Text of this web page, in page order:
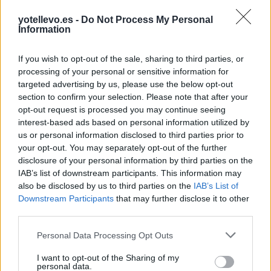
yotellevo.es - Do Not Process My Personal
Information
If you wish to opt-out of the sale, sharing to third parties, or
processing of your personal or sensitive information for
targeted advertising by us, please use the below opt-out
section to confirm your selection. Please note that after your
opt-out request is processed you may continue seeing
interest-based ads based on personal information utilized by
us or personal information disclosed to third parties prior to
your opt-out. You may separately opt-out of the further
disclosure of your personal information by third parties on the
IAB’s list of downstream participants. This information may
also be disclosed by us to third parties on the IAB’s List of
Downstream Participants that may further disclose it to other
Personal Data Processing Opt Outs
I want to opt-out of the Sharing of my
personal data.
Resumen de datos de la ruta entre Alicante y
Tipo de
combustible
Precio
por litro
Gasto
5l/100km
Gasto
7l/100km
Gasto
10l/100km
Gasolina 95
0,00€ 37l.-
0,00€
52 l.-
0,00€
75l.- 0,00€
Gasolina 98 0,00€ 37l.-
0,00€
52l.-
0,00€
75l.- 0,00€
Gasoil 0,00€ 37l.-
0,00€
52l. -
0,00€
75l. - 0,00€
Bio diesel 0,00€ 37l. -52l. - 75l. - 0,00€
Estado del tráfico e incidencias de la DGT en
Actualmente no hay incidencias de tráfico cerca de Alicante